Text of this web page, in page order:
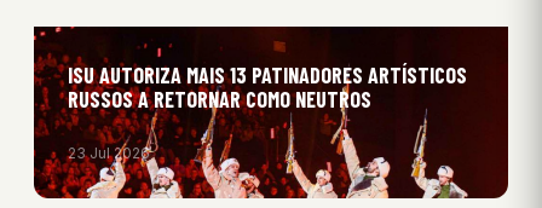
ISU AUTORIZA MAIS 13 PATINADORES ARTÍSTICOS
RUSSOS A RETORNAR COMO NEUTROS
23 Jul 2026